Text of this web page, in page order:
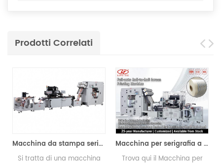
Prodotti Correlati
Macchina da stampa serigrafica Roll to Roll
Si tratta di una macchina
Macchina per serigrafia a film PET
Trova qui il Macchina per